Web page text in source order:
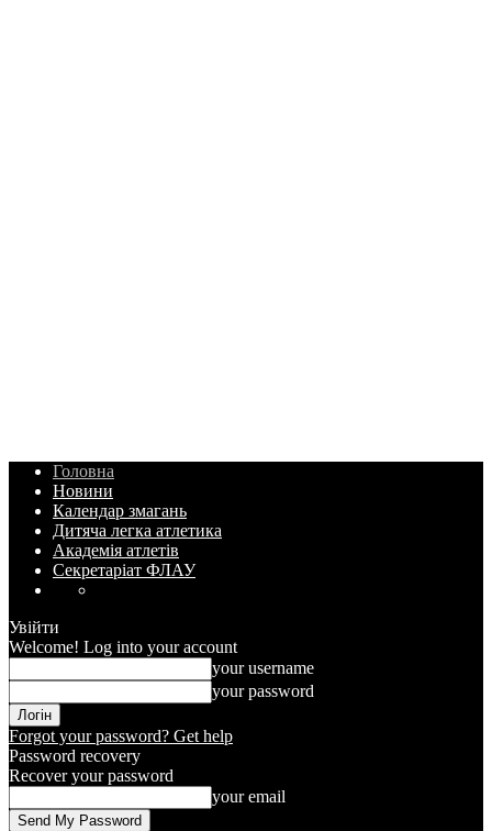
Головна
Новини
Календар змагань
Дитяча легка атлетика
Академія атлетів
Секретаріат ФЛАУ
Увійти
Welcome! Log into your account
your username
your password
Forgot your password? Get help
Password recovery
Recover your password
your email